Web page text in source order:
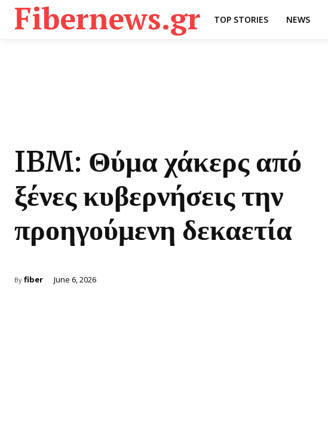
Fibernews.gr TOP STORIES NEWS
IBM: Θύμα χάκερς από
ξένες κυβερνήσεις την
προηγούμενη δεκαετία
By fiber June 6, 2026